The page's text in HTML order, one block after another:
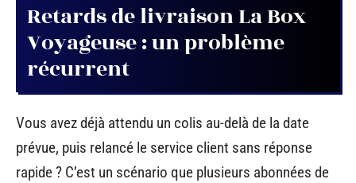
Retards de livraison La Box
Voyageuse : un problème
récurrent
Vous avez déjà attendu un colis au-delà de la date
prévue, puis relancé le service client sans réponse
rapide ? C’est un scénario que plusieurs abonnées de